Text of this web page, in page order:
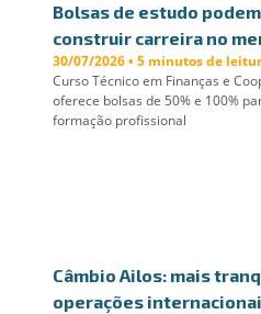
Bolsas de estudo
construir carreira no
30/07/2026 • 5 minutos de
Curso Técnico em Finanças e
oferece bolsas de 50% e 100%
formação profissional
Câmbio Ailos: mais
operações